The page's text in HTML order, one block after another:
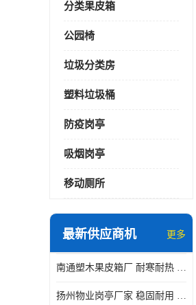
分类果皮箱
公园椅
垃圾分类房
塑料垃圾桶
防疫岗亭
吸烟岗亭
移动厕所
最新供应商机 更多
南通塑木果皮箱厂 耐寒耐热 设计美观简洁
扬州物业岗亭厂家 稳固耐用 适用多场合